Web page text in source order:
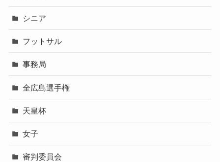
シニア
フットサル
事務局
全広島選手権
天皇杯
女子
審判委員会